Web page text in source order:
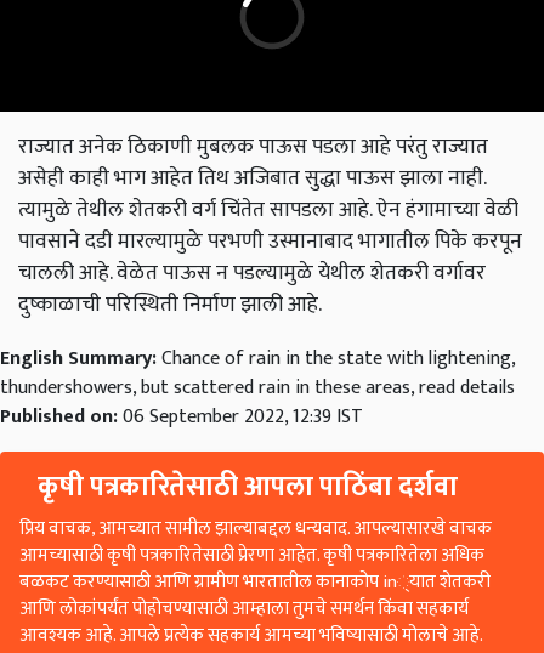
राज्यात अनेक ठिकाणी मुबलक पाऊस पडला आहे परंतु राज्यात
असेही काही भाग आहेत तिथ अजिबात सुद्धा पाऊस झाला नाही.
त्यामुळे तेथील शेतकरी वर्ग चिंतेत सापडला आहे. ऐन हंगामाच्या वेळी
पावसाने दडी मारल्यामुळे परभणी उस्मानाबाद भागातील पिके करपून
चालली आहे. वेळेत पाऊस न पडल्यामुळे येथील शेतकरी वर्गावर
दुष्काळाची परिस्थिती निर्माण झाली आहे.
English Summary:Chance of rain in the state with lightening,
thundershowers, but scattered rain in these areas, read details
Published on:06 September 2022, 12:39 IST
कृषी पत्रकारितेसाठी आपला पाठिंबा दर्शवा
प्रिय वाचक, आमच्यात सामील झाल्याबद्दल धन्यवाद. आपल्यासारखे वाचक
आमच्यासाठी कृषी पत्रकारितेसाठी प्रेरणा आहेत. कृषी पत्रकारितेला अधिक
बळकट करण्यासाठी आणि ग्रामीण भारतातील कानाकोप in्यात शेतकरी
आणि लोकांपर्यंत पोहोचण्यासाठी आम्हाला तुमचे समर्थन किंवा सहकार्य
आवश्यक आहे. आपले प्रत्येक सहकार्य आमच्या भविष्यासाठी मोलाचे आहे.